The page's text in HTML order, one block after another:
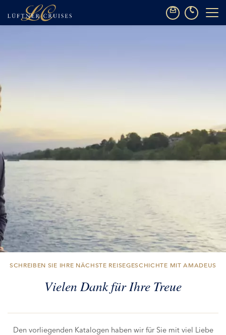
SCHREIBEN SIE IHRE NÄCHSTE REISEGESCHICHTE MIT AMADEUS
Vielen Dank für Ihre Treue
Den vorliegenden Katalogen haben wir für Sie mit viel Liebe